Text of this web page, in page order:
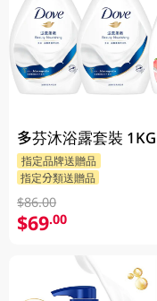
多芬沐浴露套裝 1KG
指定品牌送贈品
指定分類送贈品
$86.00
$69.00